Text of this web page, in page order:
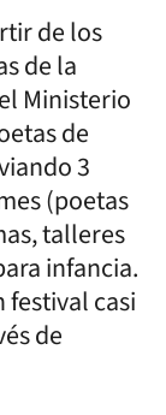
de los
de la
Ministerio
de
3
(poetas
talleres
infancia.
festival casi
de